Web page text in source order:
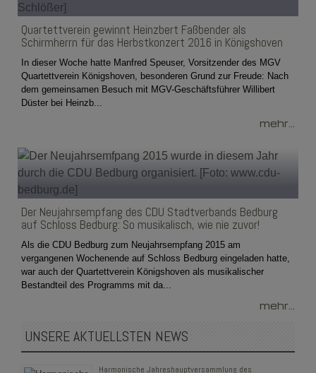
Quartettverein gewinnt Heinzbert Faßbender als
Schirmherrn für das Herbstkonzert 2016 in Königshoven
In dieser Woche hatte Manfred Speuser, Vorsitzender des MGV
Quartettverein Königshoven, besonderen Grund zur Freude: Nach
dem gemeinsamen Besuch mit MGV-Geschäftsführer Willibert
Düster bei Heinzb...
mehr...
Der Neujahrsempfang des CDU Stadtverbands Bedburg
auf Schloss Bedburg: So musikalisch, wie nie zuvor!
Als die CDU Bedburg zum Neujahrsempfang 2015 am
vergangenen Wochenende auf Schloss Bedburg eingeladen hatte,
war auch der Quartettverein Königshoven als musikalischer
Bestandteil des Programms mit da...
mehr...
UNSERE AKTUELLSTEN NEWS
Harmonische Jahreshauptversammlung des